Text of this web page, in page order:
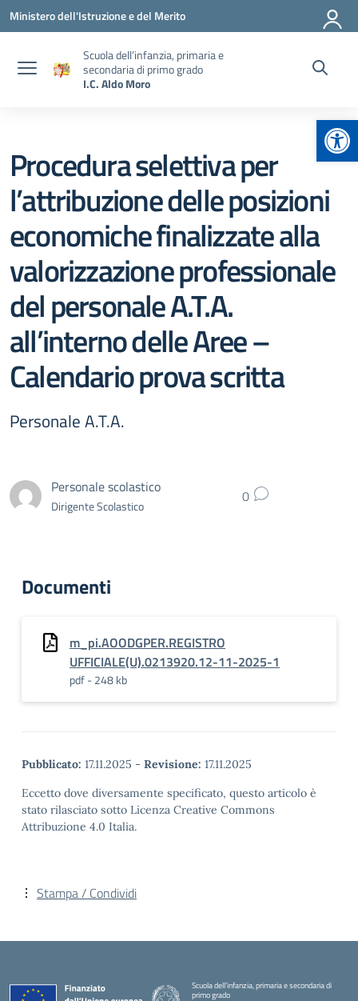
Vai ai contenuti
Vai al menu di navigazione
Vai al footer
Ministero dell'Istruzione e del Merito
Scuola dell’infanzia, primaria e
secondaria di primo grado
I.C. Aldo Moro
Procedura selettiva per
l’attribuzione delle posizioni
economiche finalizzate alla
valorizzazione professionale
del personale A.T.A.
all’interno delle Aree –
Calendario prova scritta
Personale A.T.A.
Personale scolastico
Dirigente Scolastico 0
Documenti
m_pi.AOODGPER.REGISTRO
UFFICIALE(U).0213920.12-11-2025-1
pdf - 248 kb
Pubblicato: 17.11.2025 - Revisione: 17.11.2025
Eccetto dove diversamente specificato, questo articolo è
stato rilasciato sotto Licenza Creative Commons
Attribuzione 4.0 Italia.
Stampa / Condividi
Scuola dell’infanzia, primaria e secondaria di
primo grado